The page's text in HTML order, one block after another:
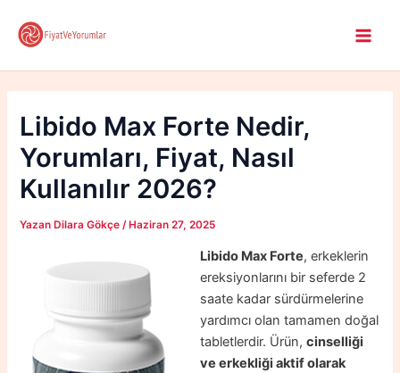
atla
Libido Max Forte Nedir,
Yorumları, Fiyat, Nasıl
Kullanılır 2026?
Yazan Dilara Gökçe /Haziran 27, 2025
Libido Max Forte, erkeklerin
ereksiyonlarını bir seferde 2
saate kadar sürdürmelerine
yardımcı olan tamamen doğal
tabletlerdir. Ürün,cinselliği
ve erkekliği aktif olarak